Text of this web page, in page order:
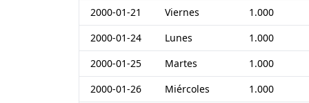
2000-01-21
Viernes
1.000
2000-01-24
Lunes
1.000
2000-01-25
Martes
1.000
2000-01-26
Miércoles
1.000